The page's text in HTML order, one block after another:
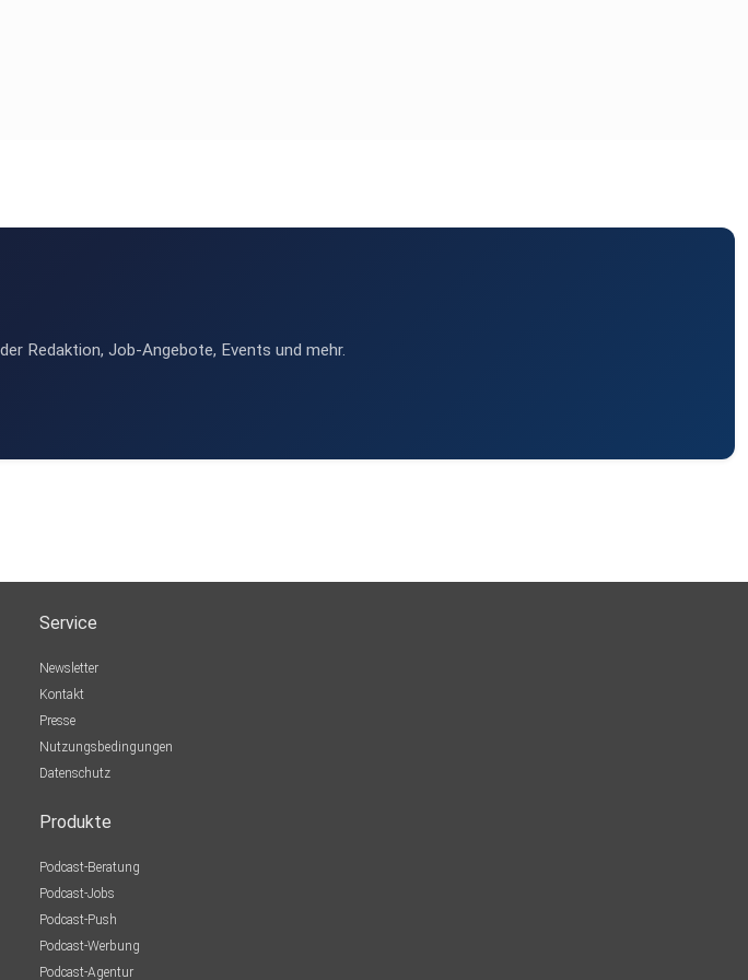
Redaktion, Job-Angebote, Events und mehr.
Service
Newsletter
Kontakt
Presse
Nutzungsbedingungen
Datenschutz
Produkte
Podcast-Beratung
Podcast-Jobs
Podcast-Push
Podcast-Werbung
Podcast-Agentur